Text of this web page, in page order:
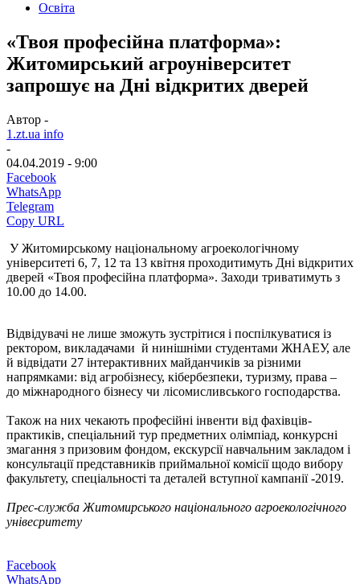
Освіта
«Твоя професійна платформа»:
Житомирський агроуніверситет
запрошує на Дні відкритих дверей
Автор -
1.zt.ua info
-
04.04.2019 - 9:00
Facebook
WhatsApp
Telegram
Copy URL
У Житомирському національному агроекологічному
університеті 6, 7, 12 та 13 квітня проходитимуть Дні відкритих
дверей «Твоя професійна платформа». Заходи триватимуть з
10.00 до 14.00.
Відвідувачі не лише зможуть зустрітися і поспілкуватися із
ректором, викладачами й нинішніми студентами ЖНАЕУ, але
й відвідати 27 інтерактивних майданчиків за різними
напрямками: від агробізнесу, кібербезпеки, туризму, права –
до міжнародного бізнесу чи лісомисливського господарства.
Також на них чекають професійні інвенти від фахівців-
практиків, спеціальний тур предметних олімпіад, конкурсні
змагання з призовим фондом, екскурсії навчальним закладом і
консультації представників приймальної комісії щодо вибору
факультету, спеціальності та деталей вступної кампанії -2019.
Прес-служба Житомирського національного агроекологічного
унівесритету
Facebook
WhatsApp